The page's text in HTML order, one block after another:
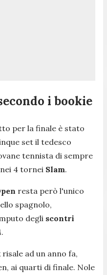
i bookie
per la finale è stato
set il tedesco
tennista di sempre
4 tornei Slam.
resta però l'unico
spagnolo,
degli scontri
.
ad un anno fa,
ai quarti di finale. Nole